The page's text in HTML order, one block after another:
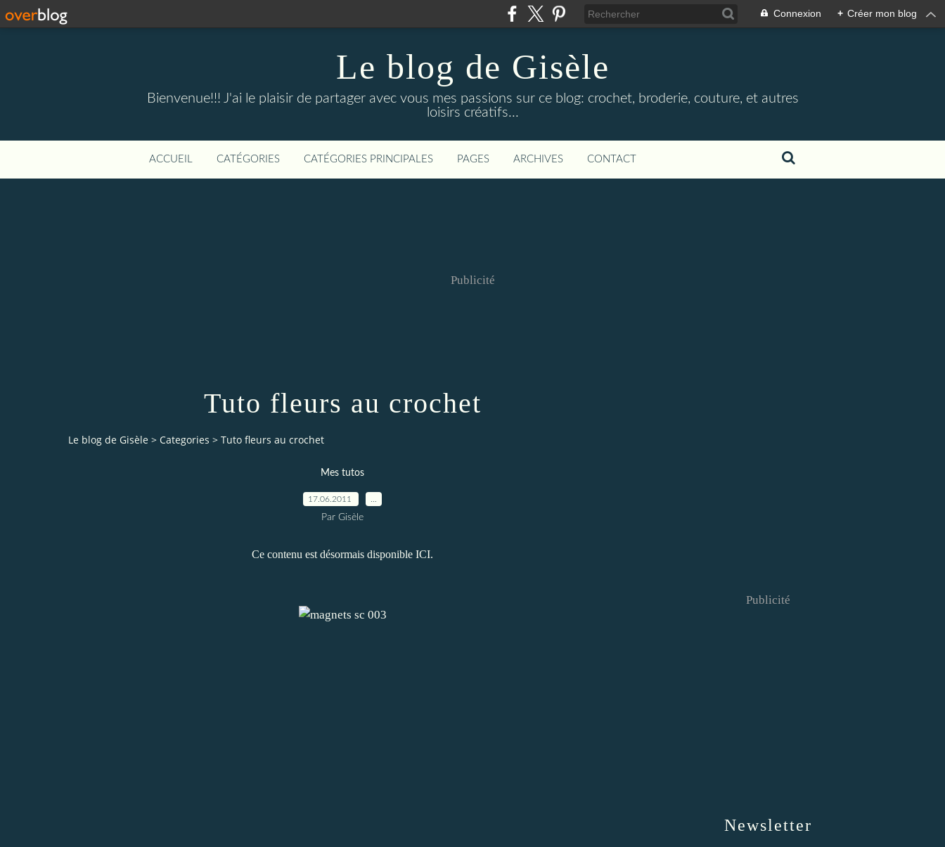
Connexion + Créer mon blog
Le blog de Gisèle
Bienvenue!!! J'ai le plaisir de partager avec vous mes passions sur ce blog: crochet, broderie, couture, et autres
loisirs créatifs...
ACCUEIL CATÉGORIES CATÉGORIES PRINCIPALES PAGES ARCHIVES CONTACT
Publicité
Tuto fleurs au crochet
Le blog de Gisèle > Categories > Tuto fleurs au crochet
Mes tutos
17.06.2011
Par Gisèle
Ce contenu est désormais disponible ICI.
Newsletter
Publicité